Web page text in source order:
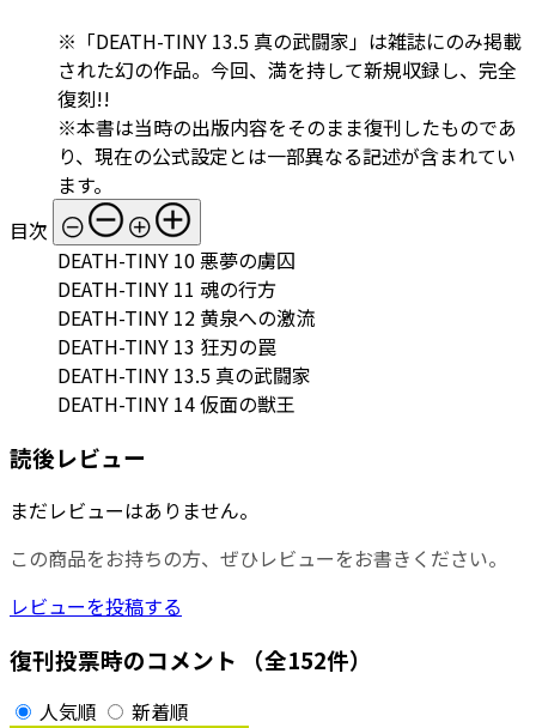
※「DEATH-TINY 13.5 真の武闘家」は雑誌にのみ掲載
された幻の作品。今回、満を持して新規収録し、完全
復刻!!
※本書は当時の出版内容をそのまま復刊したものであ
り、現在の公式設定とは一部異なる記述が含まれてい
ます。
目次
DEATH-TINY 10 悪夢の虜囚
DEATH-TINY 11 魂の行方
DEATH-TINY 12 黄泉への激流
DEATH-TINY 13 狂刃の罠
DEATH-TINY 13.5 真の武闘家
DEATH-TINY 14 仮面の獣王
読後レビュー
まだレビューはありません。
この商品をお持ちの方、ぜひレビューをお書きください。
レビューを投稿する
復刊投票時のコメント （全152件）
人気順 新着順